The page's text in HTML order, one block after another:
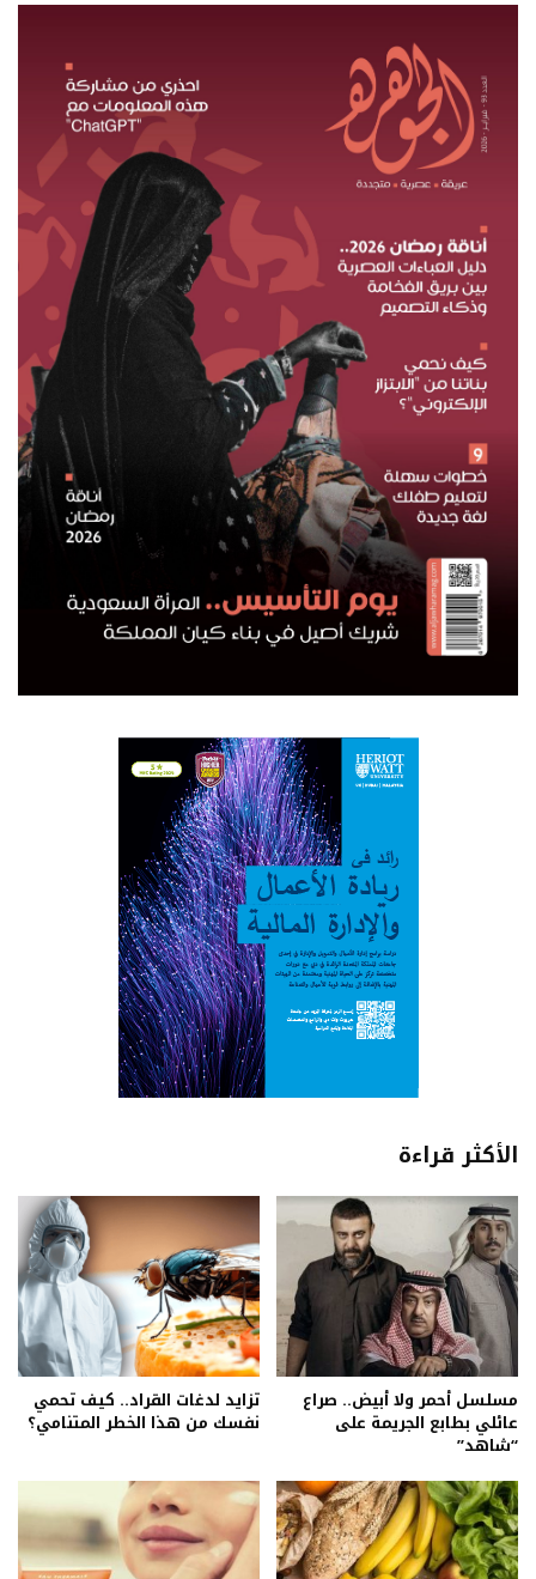
الأكثر قراءة
مسلسل أحمر ولا أبيض.. صراع
عائلي بطابع الجريمة على
“شاهد”
تزايد لدغات القراد.. كيف تحمي
نفسك من هذا الخطر المتنامي؟